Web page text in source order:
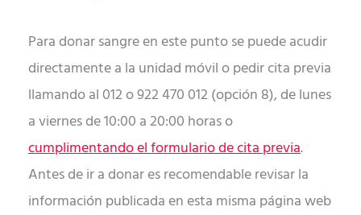
Para donar sangre en este punto se puede acudir
directamente a la unidad móvil o pedir cita previa
llamando al 012 o 922 470 012 (opción 8), de lunes
a viernes de 10:00 a 20:00 horas o
cumplimentando el formulario de cita previa.
Antes de ir a donar es recomendable revisar la
información publicada en esta misma página web